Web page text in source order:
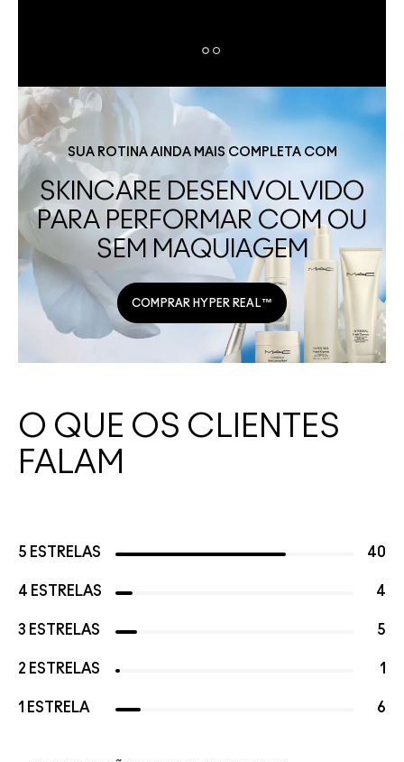
SUA ROTINA AINDA MAIS COMPLETA COM
SKINCARE DESENVOLVIDO
PARA PERFORMAR COM OU
SEM MAQUIAGEM
COMPRAR HYPER REAL™
O QUE OS CLIENTES
FALAM
5 ESTRELAS 40
4 ESTRELAS 4
3 ESTRELAS 5
2 ESTRELAS 1
1 ESTRELA 6